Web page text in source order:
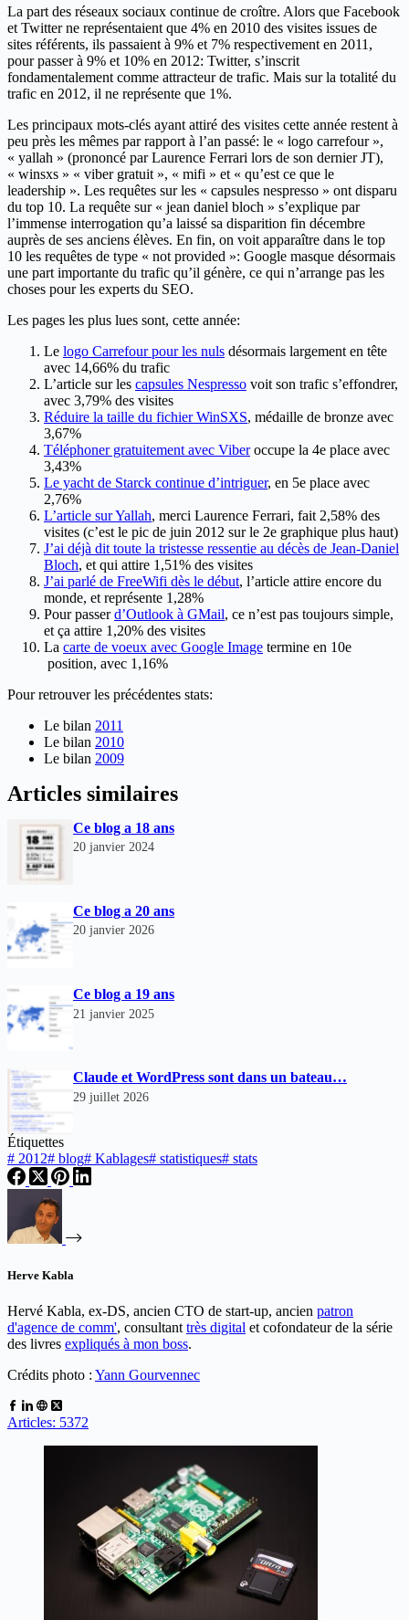
La part des réseaux sociaux continue de croître. Alors que Facebook
et Twitter ne représentaient que 4% en 2010 des visites issues de
sites référents, ils passaient à 9% et 7% respectivement en 2011,
pour passer à 9% et 10% en 2012: Twitter, s’inscrit
fondamentalement comme attracteur de trafic. Mais sur la totalité du
trafic en 2012, il ne représente que 1%.
Les principaux mots-clés ayant attiré des visites cette année restent à
peu près les mêmes par rapport à l’an passé: le « logo carrefour »,
« yallah » (prononcé par Laurence Ferrari lors de son dernier JT),
« winsxs » « viber gratuit », « mifi » et « qu’est ce que le
leadership ». Les requêtes sur les « capsules nespresso » ont disparu
du top 10. La requête sur « jean daniel bloch » s’explique par
l’immense interrogation qu’a laissé sa disparition fin décembre
auprès de ses anciens élèves. En fin, on voit apparaître dans le top
10 les requêtes de type « not provided »: Google masque désormais
une part importante du trafic qu’il génère, ce qui n’arrange pas les
choses pour les experts du SEO.
Les pages les plus lues sont, cette année:
Le logo Carrefour pour les nuls désormais largement en tête
avec 14,66% du trafic
L’article sur les capsules Nespresso voit son trafic s’effondrer,
avec 3,79% des visites
Réduire la taille du fichier WinSXS, médaille de bronze avec
3,67%
Téléphoner gratuitement avec Viberoccupe la 4e place avec
3,43%
Le yacht de Starck continue d’intriguer, en 5e place avec
2,76%
L’article sur Yallah, merci Laurence Ferrari, fait 2,58% des
visites (c’est le pic de juin 2012 sur le 2e graphique plus haut)
J’ai déjà dit toute la tristesse ressentie au décès de Jean-Daniel
Bloch, et qui attire 1,51% des visites
J’ai parlé de FreeWifi dès le début, l’article attire encore du
monde, et représente 1,28%
Pour passerd’Outlook à GMail, ce n’est pas toujours simple,
et ça attire 1,20% des visites
La carte de voeux avec Google Image termine en 10e
position, avec 1,16%
Pour retrouver les précédentes stats:
Le bilan 2011
Le bilan 2010
Le bilan 2009
Articles similaires
Ce blog a 18 ans
20 janvier 2024
Ce blog a 20 ans
20 janvier 2026
Ce blog a 19 ans
21 janvier 2025
Claude et WordPress sont dans un bateau…
29 juillet 2026
Étiquettes
# 2012# blog# Kablages# statistiques# stats
Herve Kabla
Hervé Kabla, ex-DS, ancien CTO de start-up, ancien patron
d'agence de comm', consultant très digital et cofondateur de la série
des livres expliqués à mon boss.
Crédits photo : Yann Gourvennec
Articles: 5372